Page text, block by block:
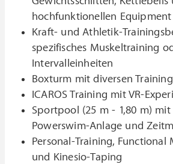
hochfunktionellen Equipment
Kraft- und Athletik-
spezifisches Muskeltraining
Intervalleinheiten
Boxturm mit diversen
ICAROS Training mit VR-
Sportpool (25 m - 1,80 m)
Powerswim-Anlage und
Personal-Training, Functional
und Kinesio-Taping